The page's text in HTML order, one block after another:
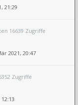
21:29
16639 Zugriffe
2021, 20:47
Zugriffe
12:13